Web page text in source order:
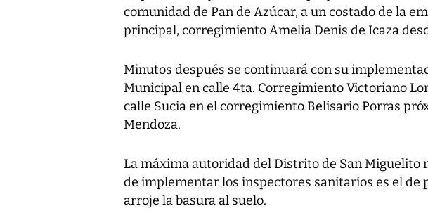
comunidad de Pan de Azúcar, a un costado de la
principal, corregimiento Amelia Denis de Icaza
Minutos después se continuará con su
Municipal en calle 4ta. Corregimiento Victoriano
calle Sucia en el corregimiento Belisario Porras
Mendoza.
La máxima autoridad del Distrito de San Miguelito
de implementar los inspectores sanitarios es el de
arroje la basura al suelo.